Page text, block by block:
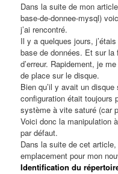
Dans la suite de mon
base-de-donnee-mysql)
j’ai rencontré.
Il y a quelques jours,
base de données. Et sur
d’erreur. Rapidement, je
de place sur le disque.
Bien qu’il y avait un
configuration était toujours
système à vite saturé (car
Voici donc la manipulation
par défaut.
Dans la suite de cet
emplacement pour mon
Identification du